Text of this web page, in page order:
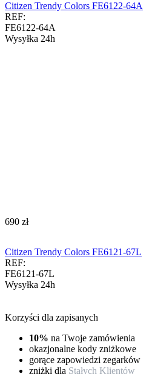
Citizen Trendy Colors FE6122-64A
REF:
FE6122-64A
Wysyłka 24h
‍690‍ zł
Citizen Trendy Colors FE6121-67L
REF:
FE6121-67L
Wysyłka 24h
Korzyści dla zapisanych
10% na Twoje zamówienia
okazjonalne kody zniżkowe
gorące zapowiedzi zegarków
zniżki dla Stałych Klientów